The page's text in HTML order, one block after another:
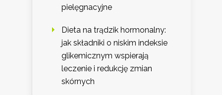
pielęgnacyjne
Dieta na trądzik hormonalny:
jak składniki o niskim indeksie
glikemicznym wspierają
leczenie i redukcję zmian
skórnych